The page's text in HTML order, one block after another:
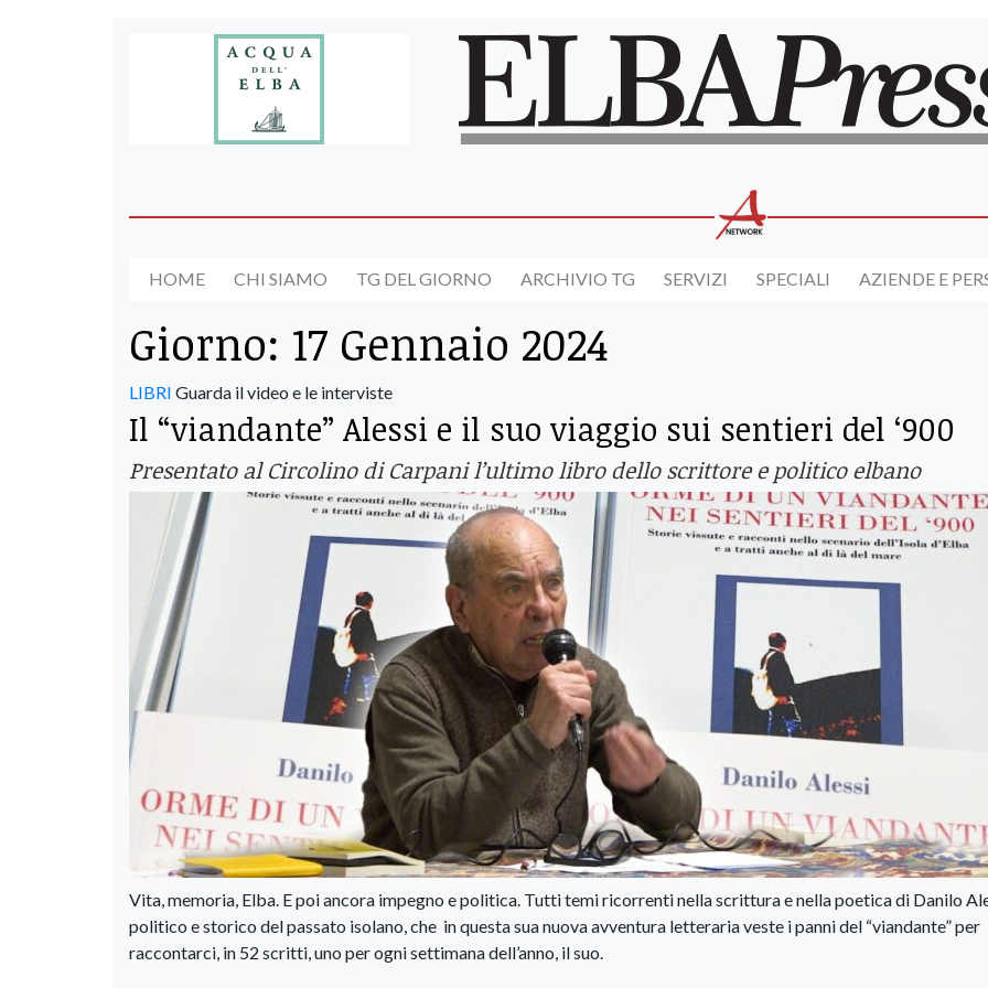
HOME CHI SIAMO TG DEL GIORNO ARCHIVIO TG SERVIZI SPECIALI AZIENDE E
Giorno: 17 Gennaio 2024
LIBRI Guarda il video e le interviste
Il “viandante” Alessi e il suo viaggio sui sentieri del ‘900
Presentato al Circolino di Carpani l’ultimo libro dello scrittore e politico elbano
Vita, memoria, Elba. E poi ancora impegno e politica. Tutti temi ricorrenti nella scrittura e nella poetica di Danilo
politico e storico del passato isolano, che in questa sua nuova avventura letteraria veste i panni del “viandante” per
raccontarci, in 52 scritti, uno per ogni settimana dell’anno, il suo.